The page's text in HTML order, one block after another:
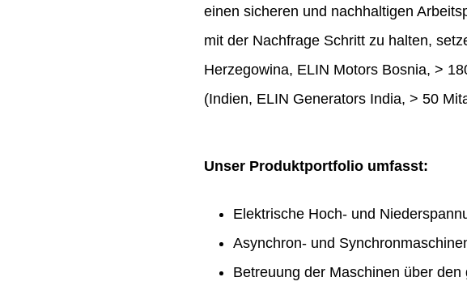
einen sicheren und nachhaltigen
mit der Nachfrage Schritt zu halten,
Herzegowina, ELIN Motors Bosnia, >
(Indien, ELIN Generators India, > 50
Unser Produktportfolio umfasst:
Elektrische Hoch- und
Asynchron- und
Betreuung der Maschinen über